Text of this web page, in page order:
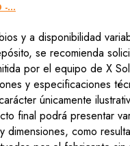
-...
y a disponibilidad
se recomienda
por el equipo de X
y especificaciones
únicamente
final podrá presentar
dimensiones, como